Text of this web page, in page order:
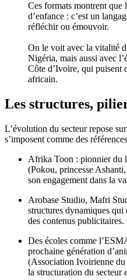
Ces formats montrent que
d’enfance : c’est un
réfléchir ou émouvoir.
On le voit avec la vitalité
Nigéria, mais aussi avec
Côte d’Ivoire, qui puisent
africain.
Les structures,
L’évolution du secteur repose
s’imposent comme des
Afrika Toon : pionnier du
(Pokou, princesse
son engagement dans la
Arobase Studio, Mafri
structures dynamiques qui
des contenus publicitaires.
Des écoles comme
prochaine génération
(Association Ivoirienne
la structuration du secteur